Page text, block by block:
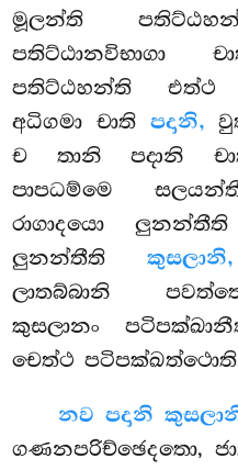
මූලන්ති
පතිට්ඨානවිභාගා
පතිට්ඨහන්ති එත්ථ
අධිගමා චාති පදානි,
ච තානි පදානි
පාපධම්මෙ
රාගාදයො
ලුනන්තීතිකුසලානි,
ලාතබ්බානි
කුසලානං
චෙත්ථ
නව පදානි
ගණනපරිච්ඡෙදතො,